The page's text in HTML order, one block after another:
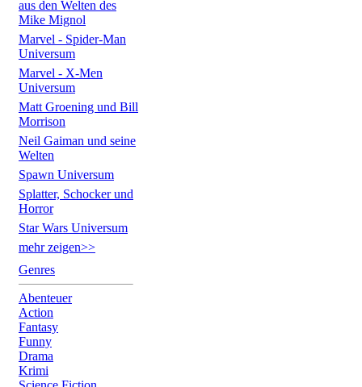
aus den Welten des
Mike Mignol
Marvel - Spider-Man
Universum
Marvel - X-Men
Universum
Matt Groening und Bill
Morrison
Neil Gaiman und seine
Welten
Spawn Universum
Splatter, Schocker und
Horror
Star Wars Universum
mehr zeigen>>
Genres
Abenteuer
Action
Fantasy
Funny
Drama
Krimi